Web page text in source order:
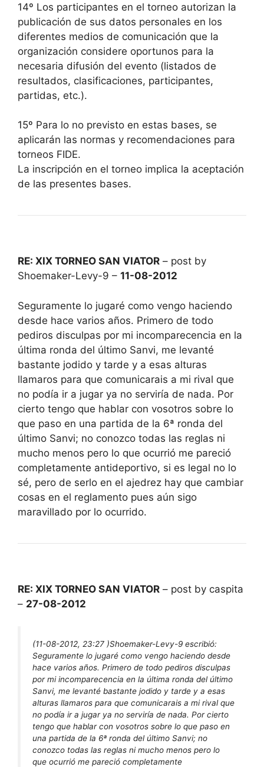
14º Los participantes en el torneo autorizan la
publicación de sus datos personales en los
diferentes medios de comunicación que la
organización considere oportunos para la
necesaria difusión del evento (listados de
resultados, clasificaciones, participantes,
partidas, etc.).
15º Para lo no previsto en estas bases, se
aplicarán las normas y recomendaciones para
torneos FIDE.
La inscripción en el torneo implica la aceptación
de las presentes bases.
RE: XIX TORNEO SAN VIATOR – post by
Shoemaker-Levy-9 – 11-08-2012
Seguramente lo jugaré como vengo haciendo
desde hace varios años. Primero de todo
pediros disculpas por mi incomparecencia en la
última ronda del último Sanvi, me levanté
bastante jodido y tarde y a esas alturas
llamaros para que comunicarais a mi rival que
no podía ir a jugar ya no serviría de nada. Por
cierto tengo que hablar con vosotros sobre lo
que paso en una partida de la 6ª ronda del
último Sanvi; no conozco todas las reglas ni
mucho menos pero lo que ocurrió me pareció
completamente antideportivo, si es legal no lo
sé, pero de serlo en el ajedrez hay que cambiar
cosas en el reglamento pues aún sigo
maravillado por lo ocurrido.
RE: XIX TORNEO SAN VIATOR – post by caspita
– 27-08-2012
(11-08-2012, 23:27 )Shoemaker-Levy-9 escribió:
Seguramente lo jugaré como vengo haciendo desde
hace varios años. Primero de todo pediros disculpas
por mi incomparecencia en la última ronda del último
Sanvi, me levanté bastante jodido y tarde y a esas
alturas llamaros para que comunicarais a mi rival que
no podía ir a jugar ya no serviría de nada. Por cierto
tengo que hablar con vosotros sobre lo que paso en
una partida de la 6ª ronda del último Sanvi; no
conozco todas las reglas ni mucho menos pero lo
que ocurrió me pareció completamente